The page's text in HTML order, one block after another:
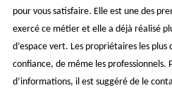
pour vous satisfaire. Elle est une des
exercé ce métier et elle a déjà réalisé
d’espace vert. Les propriétaires les plus
confiance, de même les professionnels.
d’informations, il est suggéré de le